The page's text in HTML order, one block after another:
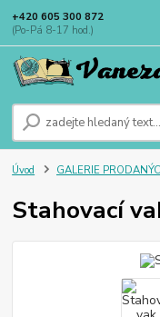
+420 605 300 872
(Po-Pá 8-17 hod.)
Úvod GALERIE
Stahovací